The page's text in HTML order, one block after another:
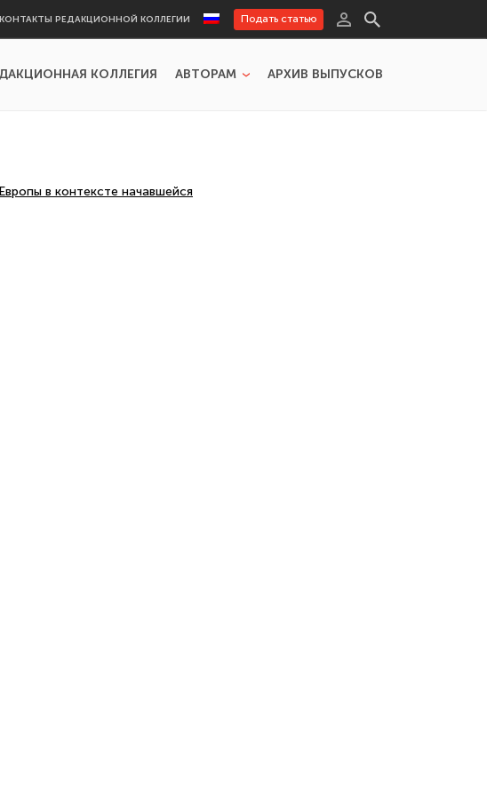
КОНТАКТЫ РЕДАКЦИОННОЙ КОЛЛЕГИИ Подать статью
КОЛЛЕГИЯ АВТОРАМ АРХИВ ВЫПУСКОВ
в контексте начавшейся